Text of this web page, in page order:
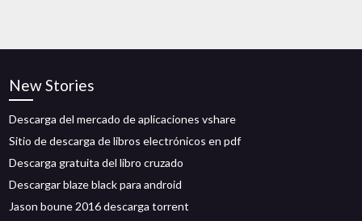
New Stories
Descarga del mercado de aplicaciones vshare
Sitio de descarga de libros electrónicos en pdf
Descarga gratuita del libro cruzado
Descargar blaze black para android
Jason boune 2016 descarga torrent